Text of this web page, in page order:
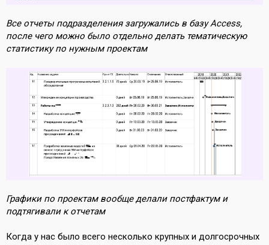
Все отчеты подразделения загружались в базу Access,
после чего можно было отдельно делать тематическую
статистику по нужным проектам
Графики по проектам вообще делали постфактум и
подтягивали к отчетам
Когда у нас было всего несколько крупных и долгосрочных